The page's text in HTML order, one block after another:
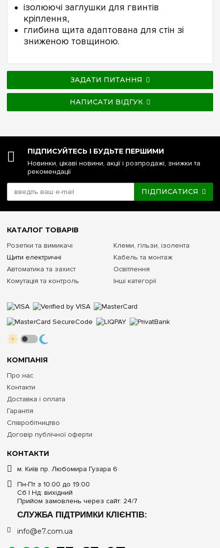
ізолюючі заглушки для гвинтів
кріплення,
глибина щита адаптована для стін зі
зниженою товщиною.
ЗАДАТИ ПИТАННЯ
НАПИСАТИ ВІДГУК
ПІДПИСУЙТЕСЬ І БУДЬТЕ ПЕРШИМИ
Новинки, цікаві новини, акції і розпродажі, знижки та
рекомендації
ПІДПИСАТИСЯ
КОНТАКТИ
м. Київ пр. Любомира Гузара 6
Пн-Пт з 10:00 до 19:00
Сб | Нд: вихідний
Прийом замовлень через сайт: 24/7
СЛУЖБА ПІДТРИМКИ КЛІЄНТІВ:
info@e7.com.ua
КОМПАНІЯ
Про нас
Контакти
Доставка і оплата
Гарантія
Співробітництво
Договір публічної оферти
КАТАЛОГ ТОВАРІВ
Розетки та вимикачі
Щити електричні
Автоматика та захист
Комутація та контроль
Клеми, гільзи, ізолента
Кабель та монтаж
Освітлення
Інші категорії